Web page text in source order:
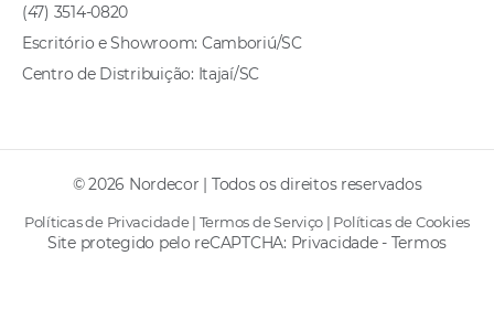
(47) 3514-0820
Escritório e Showroom: Camboriú/SC
Centro de Distribuição: Itajaí/SC
© 2026 Nordecor | Todos os direitos reservados
Políticas de Privacidade| Termos de Serviço | Políticas de Cookies
Site protegido pelo reCAPTCHA: Privacidade- Termos